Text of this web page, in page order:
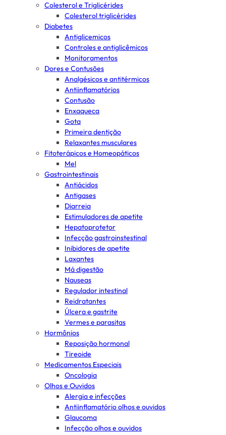
Colesterol e Triglicérides
Colesterol triglicérides
Diabetes
Antiglicemicos
Controles e antiglicêmicos
Monitoramentos
Dores e Contusões
Analgésicos e antitérmicos
Antiinflamatórios
Contusão
Enxaqueca
Gota
Primeira dentição
Relaxantes musculares
Fitoterápicos e Homeopáticos
Mel
Gastrointestinais
Antiácidos
Antigases
Diarreia
Estimuladores de apetite
Hepatoprotetor
Infecção gastroinstestinal
Inibidores de apetite
Laxantes
Má digestão
Nauseas
Regulador intestinal
Reidratantes
Úlcera e gastrite
Vermes e parasitas
Hormônios
Reposição hormonal
Tireoide
Medicamentos Especiais
Oncologia
Olhos e Ouvidos
Alergia e infecções
Antiinflamatório olhos e ouvidos
Glaucoma
Infecção olhos e ouvidos